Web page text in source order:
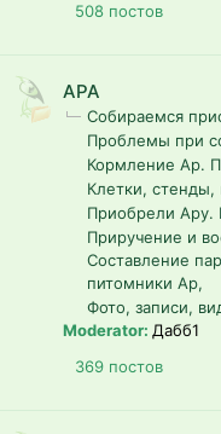
508 постов
АРА
Собираемся
Проблемы при
Кормление Ар.
Клетки,
Приобрели Ару.
Приручение и
Составление
питомники Ар
Фото, записи,
Moderator: Дабб1
369 постов